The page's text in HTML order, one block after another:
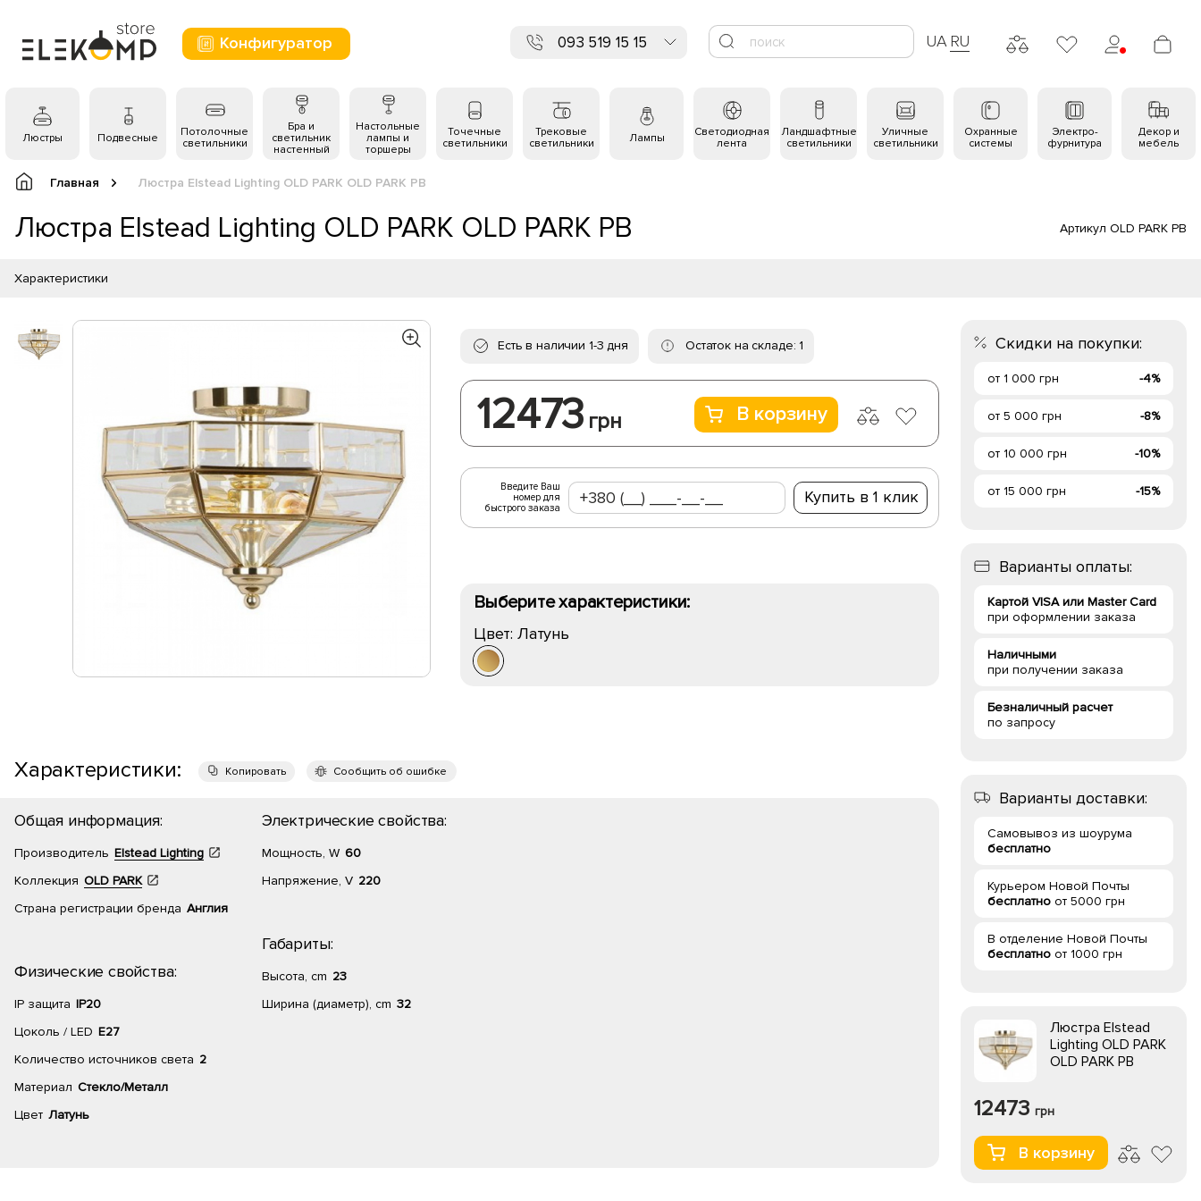
Конфигуратор 093 519 15 15 UA RU
Люстры Подвесные
Потолочные
светильники
Бра и
светильник
настенный
Настольные
лампы и
торшеры
Точечные
светильники
Трековые
светильники
Лампы
Светодиодная
лента
Ландшафтные
светильники
Уличные
светильники
Охранные
системы
Электро-
фурнитура
Декор и
мебель
Главная Люстра Elstead Lighting OLD PARK OLD PARK PB
Люстра Elstead Lighting OLD PARK OLD PARK PB Артикул OLD PARK PB
Характеристики
Есть в наличии 1-3 дня Остаток на складе: 1
12473 грн В корзину
Введите Ваш
номер для
быстрого заказа
Купить в 1 клик
Выберите характеристики:
Цвет: Латунь
Характеристики: Копировать Сообщить об ошибке
Общая информация:
Производитель Elstead Lighting
Коллекция OLD PARK
Страна регистрации бренда Англия
Физические свойства:
IP защита IP20
Цоколь / LED E27
Количество источников света 2
Материал Стекло/Металл
Цвет Латунь
Электрические свойства:
Мощность, W 60
Напряжение, V 220
Габариты:
Высота, cm 23
Ширина (диаметр), cm 32
Скидки на покупки:
от 1 000 грн -4%
от 5 000 грн -8%
от 10 000 грн -10%
от 15 000 грн -15%
Варианты оплаты:
Картой VISA или Master Card
при оформлении заказа
Наличными
при получении заказа
Безналичный расчет
по запросу
Варианты доставки:
Самовывоз из шоурума
бесплатно
Курьером Новой Почты
бесплатно от 5000 грн
В отделение Новой Почты
бесплатно от 1000 грн
Люстра Elstead
Lighting OLD PARK
OLD PARK PB
12473 грн
В корзину